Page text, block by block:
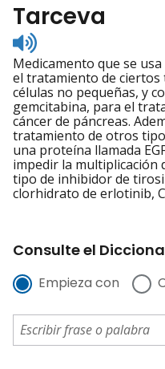
Tarceva
Listen
to
pronunciation
Medicamento que se
el tratamiento de ciertos
células no pequeñas, y
gemcitabina, para el
cáncer de páncreas.
tratamiento de otros
una proteína llamada
impedir la multiplicación
tipo de inhibidor de
clorhidrato de erlotinib,
Consulte el
Empieza con